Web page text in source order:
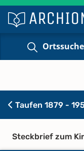
Ortssuche
Taufen 1879 -
Steckbrief zum